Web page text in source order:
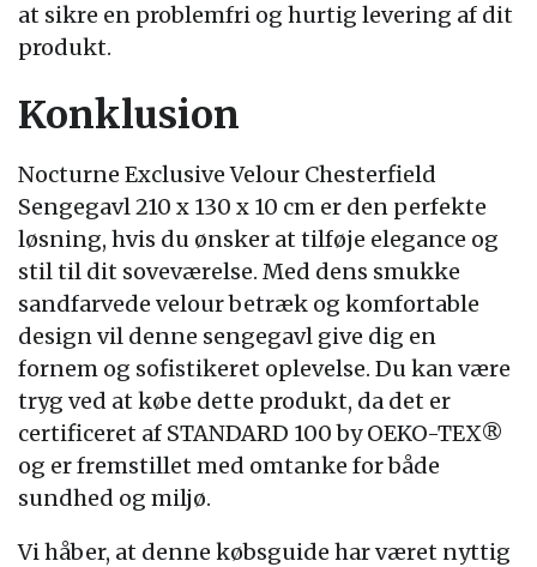
at sikre en problemfri og hurtig levering af dit
produkt.
Konklusion
Nocturne Exclusive Velour Chesterfield
Sengegavl 210 x 130 x 10 cm er den perfekte
løsning, hvis du ønsker at tilføje elegance og
stil til dit soveværelse. Med dens smukke
sandfarvede velour betræk og komfortable
design vil denne sengegavl give dig en
fornem og sofistikeret oplevelse. Du kan være
tryg ved at købe dette produkt, da det er
certificeret af STANDARD 100 by OEKO-TEX®
og er fremstillet med omtanke for både
sundhed og miljø.
Vi håber, at denne købsguide har været nyttig